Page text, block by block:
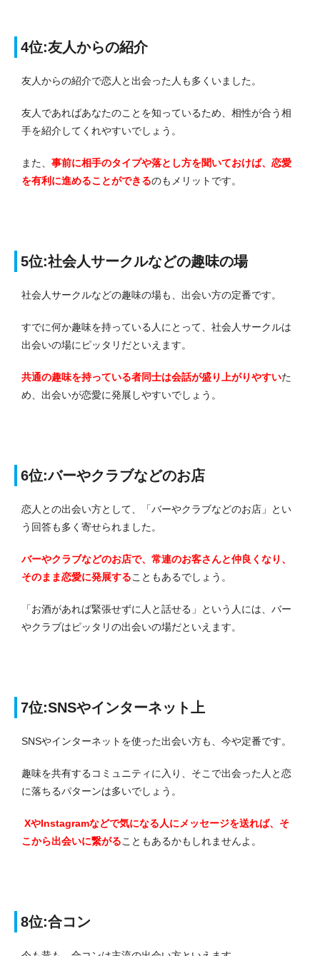
4位:友人からの紹介
友人からの紹介で恋人と出会った人も多くいました。
友人であればあなたのことを知っているため、相性が合う相
手を紹介してくれやすいでしょう。
また、 事前に相手のタイプや落とし方を聞いておけば、恋愛
を有利に進めることができるのもメリットです。
5位:社会人サークルなどの趣味の場
社会人サークルなどの趣味の場も、出会い方の定番です。
すでに何か趣味を持っている人にとって、社会人サークルは
出会いの場にピッタリだといえます。
共通の趣味を持っている者同士は会話が盛り上がりやすいた
め、出会いが恋愛に発展しやすいでしょう。
6位:バーやクラブなどのお店
恋人との出会い方として、「バーやクラブなどのお店」とい
う回答も多く寄せられました。
バーやクラブなどのお店で、常連のお客さんと仲良くなり、
そのまま恋愛に発展することもあるでしょう。
「お酒があれば緊張せずに人と話せる」という人には、バー
やクラブはピッタリの出会いの場だといえます。
7位:SNSやインターネット上
SNSやインターネットを使った出会い方も、今や定番です。
趣味を共有するコミュニティに入り、そこで出会った人と恋
に落ちるパターンは多いでしょう。
XやInstagramなどで気になる人にメッセージを送れば、そ
こから出会いに繋がることもあるかもしれませんよ。
8位:合コン